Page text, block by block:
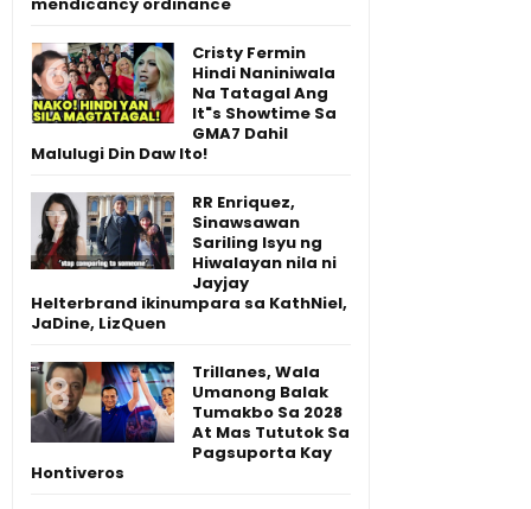
Cristy Fermin
Hindi Naniniwala
Na Tatagal Ang
It"s Showtime Sa
GMA7 Dahil
Malulugi Din Daw Ito!
RR Enriquez,
Sinawsawan
Sariling Isyu ng
Hiwalayan nila ni
Jayjay
Helterbrand ikinumpara sa KathNiel,
JaDine, LizQuen
Trillanes, Wala
Umanong Balak
Tumakbo Sa 2028
At Mas Tututok Sa
Pagsuporta Kay
Hontiveros